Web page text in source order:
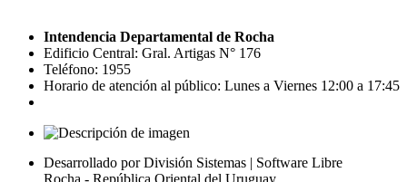
Intendencia Departamental de Rocha
Edificio Central: Gral. Artigas N° 176
Teléfono: 1955
Horario de atención al público: Lunes a Viernes 12:00 a 17:45
Desarrollado por División Sistemas | Software Libre
Rocha - República Oriental del Uruguay